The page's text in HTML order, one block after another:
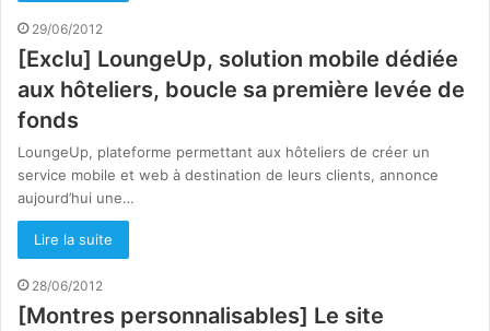
29/06/2012
[Exclu] LoungeUp, solution mobile dédiée
aux hôteliers, boucle sa première levée de
fonds
LoungeUp, plateforme permettant aux hôteliers de créer un
service mobile et web à destination de leurs clients, annonce
aujourd’hui une…
Lire la suite
28/06/2012
[Montres personnalisables] Le site